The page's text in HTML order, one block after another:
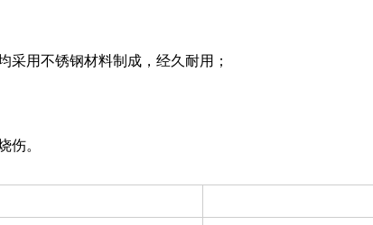
采用不锈钢材料制成，经久耐用；
伤。